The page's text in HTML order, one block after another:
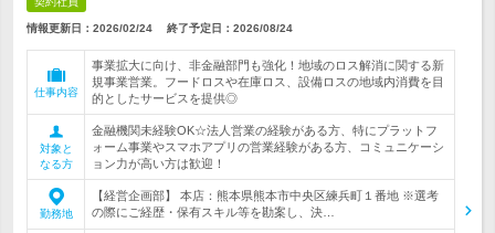
情報更新日：2026/02/24 終了予定日： 2026/08/24
仕事内容
事業拡大に向け、非金融部門も強化！地域のロス解消に関する新
規事業営業。フードロスや在庫ロス、設備ロスの地域内消費を目
的としたサービスを提供◎
対象と
なる方
金融機関未経験OK☆法人営業の経験がある方、特にプラットフ
ォーム事業やスマホアプリの営業経験がある方、コミュニケーシ
ョン力が高い方は歓迎！
勤務地
【経営企画部】 本店：熊本県熊本市中央区練兵町１番地 ※選考
の際にご経歴・保有スキル等を勘案し、決…